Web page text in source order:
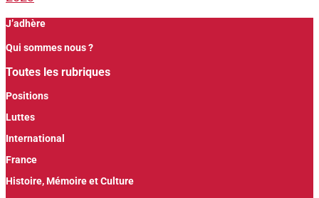
J’adhère
Qui sommes nous ?
Toutes les rubriques
Positions
Luttes
International
France
Histoire, Mémoire et Culture